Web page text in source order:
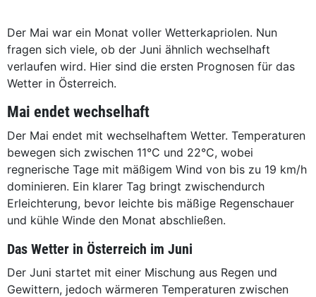
Der Mai war ein Monat voller Wetterkapriolen. Nun
fragen sich viele, ob der Juni ähnlich wechselhaft
verlaufen wird. Hier sind die ersten Prognosen für das
Wetter in Österreich.
Mai endet wechselhaft
Der Mai endet mit wechselhaftem Wetter. Temperaturen
bewegen sich zwischen 11°C und 22°C, wobei
regnerische Tage mit mäßigem Wind von bis zu 19 km/h
dominieren. Ein klarer Tag bringt zwischendurch
Erleichterung, bevor leichte bis mäßige Regenschauer
und kühle Winde den Monat abschließen.
Das Wetter in Österreich im Juni
Der Juni startet mit einer Mischung aus Regen und
Gewittern, jedoch wärmeren Temperaturen zwischen